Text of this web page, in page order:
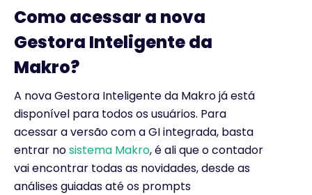
Como acessar a nova
Gestora Inteligente da
Makro?
A nova Gestora Inteligente da Makro já está
disponível para todos os usuários. Para
acessar a versão com a GI integrada, basta
entrar nosistema Makro, é ali que o contador
vai encontrar todas as novidades, desde as
análises guiadas até os prompts